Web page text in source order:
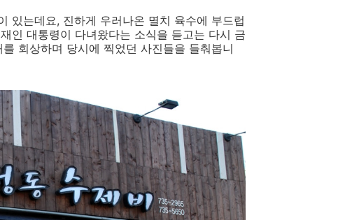
있는데요, 진하게 우러나온 멸치 육수에 부드럽
인 대통령이 다녀왔다는 소식을 듣고는 다시 금
회상하며 당시에 찍었던 사진들을 들춰봅니